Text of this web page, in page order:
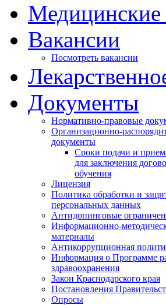
Медицинские
Вакансии
Посмотреть вакансии
Документы
Нормативно-правовые
Организационно-
документы
Сроки подачи и
для заключения
обучения
Лицензия
Политика обработки и
персональных данных
Антидопинговые
Информационно-
материалы
Антикоррупционная
Информация о Программе
здравоохранения
Закон Краснодарского края
Постановления
Опросы